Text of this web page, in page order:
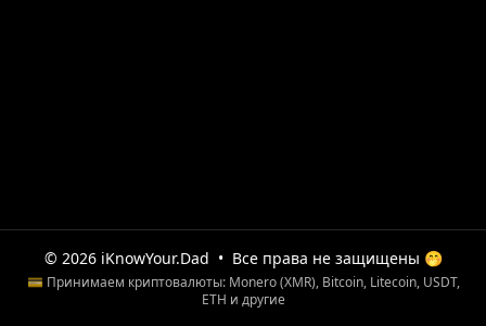
© 2026 iKnowYour.Dad • Все права не защищены 🤭
💳 Принимаем криптовалюты: Monero (XMR), Bitcoin, Litecoin, USDT,
ETH и другие